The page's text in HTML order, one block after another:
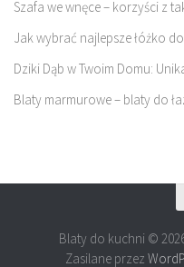
Szafa we wnęce – korzyści z
Jak wybrać najlepsze łóżko
Dziki Dąb w Twoim Domu:
Blaty marmurowe – blaty do
Blaty do kuchni ©
Zasilane przez